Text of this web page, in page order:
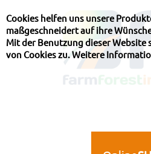
Cookies helfen uns unsere
maßgeschneidert auf ihre
Mit der Benutzung dieser Website
von Cookies zu.Weitere